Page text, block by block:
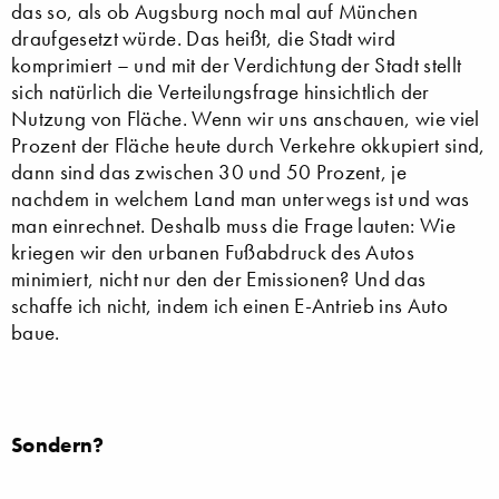
das so, als ob Augsburg noch mal auf München
draufgesetzt würde. Das heißt, die Stadt wird
komprimiert – und mit der Verdichtung der Stadt stellt
sich natürlich die Verteilungsfrage hinsichtlich der
Nutzung von Fläche. Wenn wir uns anschauen, wie viel
Prozent der Fläche heute durch Verkehre okkupiert sind,
dann sind das zwischen 30 und 50 Prozent, je
nachdem in welchem Land man unterwegs ist und was
man einrechnet. Deshalb muss die Frage lauten: Wie
kriegen wir den urbanen Fußabdruck des Autos
minimiert, nicht nur den der Emissionen? Und das
schaffe ich nicht, indem ich einen E-Antrieb ins Auto
baue.
Sondern?